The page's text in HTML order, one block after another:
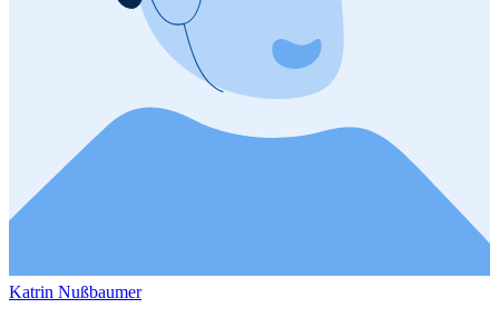
Katrin Nußbaumer